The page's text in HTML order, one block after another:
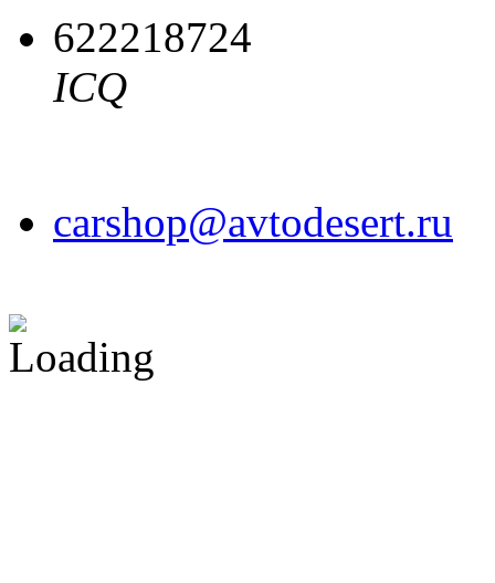
622218724
ICQ
carshop@avtodesert.ru